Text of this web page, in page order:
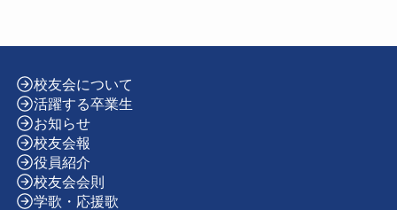
校友会について
活躍する卒業生
お知らせ
校友会報
役員紹介
校友会会則
学歌・応援歌